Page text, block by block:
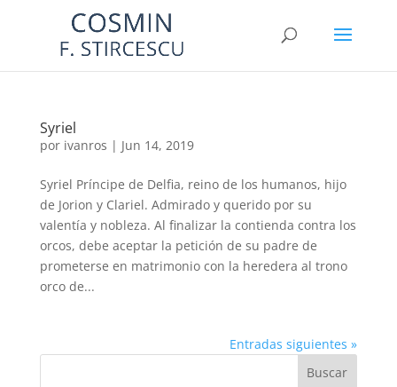
Syriel
por ivanros | Jun 14, 2019
Syriel Príncipe de Delfia, reino de los humanos, hijo
de Jorion y Clariel. Admirado y querido por su
valentía y nobleza. Al finalizar la contienda contra los
orcos, debe aceptar la petición de su padre de
prometerse en matrimonio con la heredera al trono
orco de...
Entradas siguientes »